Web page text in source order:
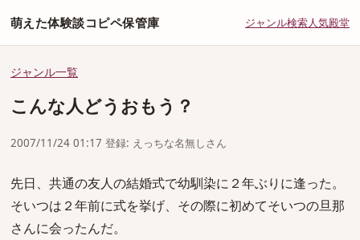
萌えた体験談コピペ保管庫 ジャンル検索人気殿堂
ジャンル一覧
こんな人どうおもう？
2007/11/24 01:17 登録: えっちな名無しさん
先日、共通の友人の結婚式で幼馴染に２年ぶりに逢った。
そいつは２年前に式を挙げ、その際に初めてそいつの旦那
さんに会ったんだ。